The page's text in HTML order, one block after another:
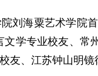
刘海粟艺术学院
文学专业校友、
友、江苏钟山明